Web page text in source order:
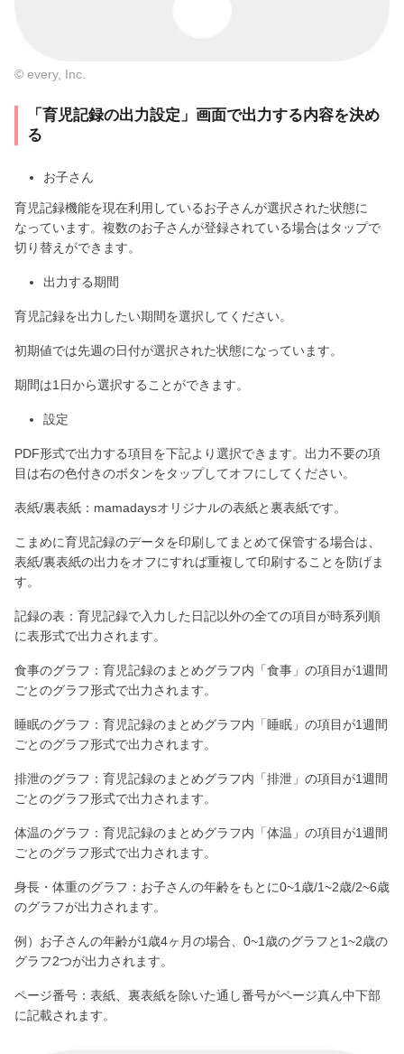
© every, Inc.
「育児記録の出力設定」画面で出力する内容を決め
る
お子さん
育児記録機能を現在利用しているお子さんが選択された状態に
なっています。複数のお子さんが登録されている場合はタップで
切り替えができます。
出力する期間
育児記録を出力したい期間を選択してください。
初期値では先週の日付が選択された状態になっています。
期間は1日から選択することができます。
設定
PDF形式で出力する項目を下記より選択できます。出力不要の項
目は右の色付きのボタンをタップしてオフにしてください。
表紙/裏表紙：mamadaysオリジナルの表紙と裏表紙です。
こまめに育児記録のデータを印刷してまとめて保管する場合は、
表紙/裏表紙の出力をオフにすれば重複して印刷することを防げま
す。
記録の表：育児記録で入力した日記以外の全ての項目が時系列順
に表形式で出力されます。
食事のグラフ：育児記録のまとめグラフ内「食事」の項目が1週間
ごとのグラフ形式で出力されます。
睡眠のグラフ：育児記録のまとめグラフ内「睡眠」の項目が1週間
ごとのグラフ形式で出力されます。
排泄のグラフ：育児記録のまとめグラフ内「排泄」の項目が1週間
ごとのグラフ形式で出力されます。
体温のグラフ：育児記録のまとめグラフ内「体温」の項目が1週間
ごとのグラフ形式で出力されます。
身長・体重のグラフ：お子さんの年齢をもとに0~1歳/1~2歳/2~6歳
のグラフが出力されます。
例）お子さんの年齢が1歳4ヶ月の場合、0~1歳のグラフと1~2歳の
グラフ2つが出力されます。
ページ番号：表紙、裏表紙を除いた通し番号がページ真ん中下部
に記載されます。